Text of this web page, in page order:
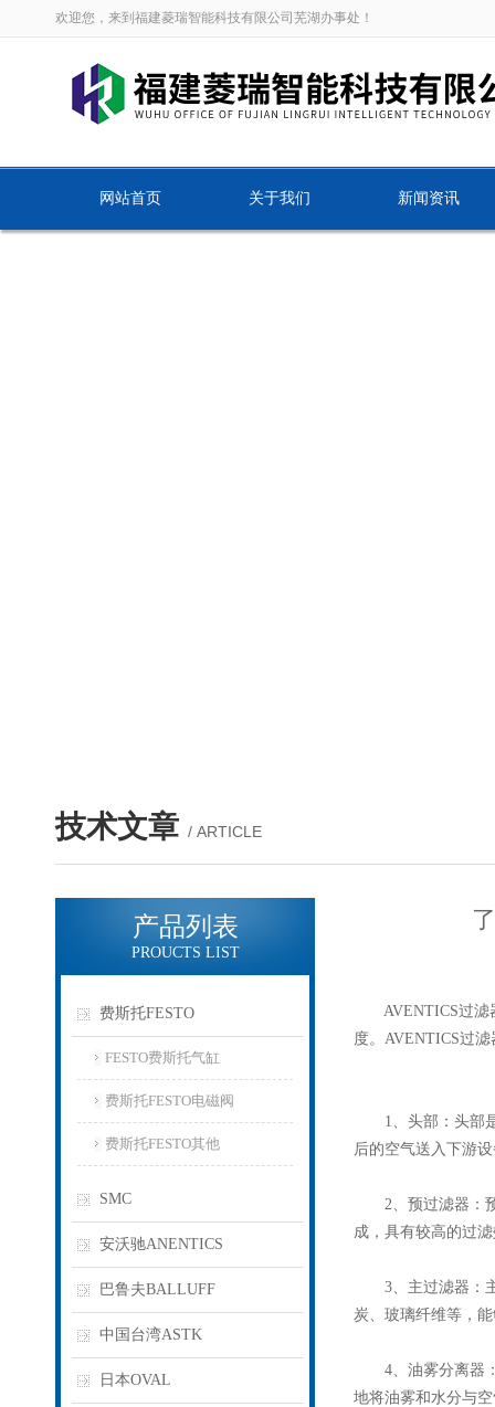
欢迎您，来到福建菱瑞智能科技有限公司芜湖办事处！
网站首页 关于我们 新闻资讯
技术文章 / ARTICLE
产品列表
PROUCTS LIST
费斯托FESTO
FESTO费斯托气缸
费斯托FESTO电磁阀
费斯托FESTO其他
SMC
安沃驰ANENTICS
巴鲁夫BALLUFF
中国台湾ASTK
日本OVAL
AVENTICS过滤器
度。 AVENTICS过滤
1、头部：头部是
后的空气送入下游
2、预过滤器：预
成，具有较高的过
3、主过滤器：主
炭、玻璃纤维等，
4、油雾分离器：
地将油雾和水分与